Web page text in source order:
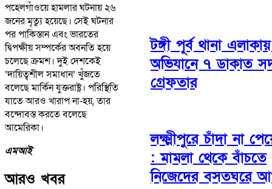
পহেলগাঁওয়ে হামলার ঘটনায় ২৬
জনের মৃত্যু হয়েছে। সেই ঘটনার
পর পাকিস্তান এবং ভারতের
দ্বিপক্ষীয় সম্পর্কের অবনতি হয়ে
চলেছে ক্রমশ। দুই দেশকেই
‘দায়িত্বশীল সমাধান’ খুঁজতে
বলেছে মার্কিন যুক্তরাষ্ট্র। পরিস্থিতি
যাতে আরও খারাপ না-হয়, তার
বন্দোবস্ত করতে বলেছে
আমেরিকা।
এমআই
আরও খবর
টঙ্গী পূর্ব থানা
অভিযানে ৭ ডাকাত
গ্রেফতার
লক্ষ্মীপুরে চাঁদা না
: মামলা থেকে বাঁচতে
নিজেদের বসতঘরে